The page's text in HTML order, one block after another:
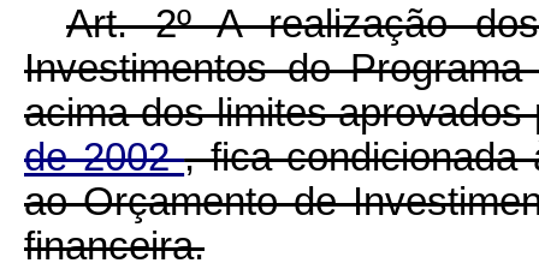
Art. 2º A realização
Investimentos do
acima dos limites
de 2002, fica condicionada
ao Orçamento de
financeira.